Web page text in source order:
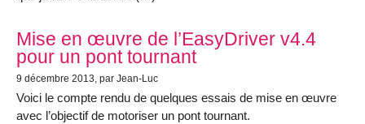
Mise en œuvre de l’EasyDriver v4.4
pour un pont tournant
9 décembre 2013, par Jean-Luc
Voici le compte rendu de quelques essais de mise en œuvre
avec l’objectif de motoriser un pont tournant.